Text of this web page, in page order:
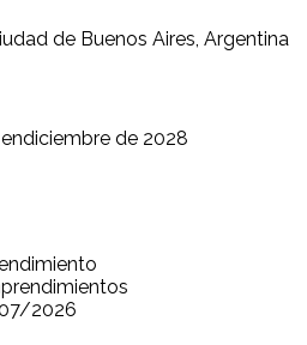
de Buenos Aires, Argentina
diciembre de 2028
2026